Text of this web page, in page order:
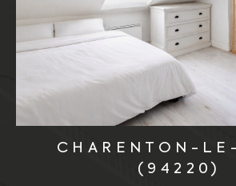
CHARENTON-
(94220)